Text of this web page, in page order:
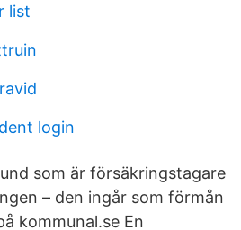
list
login
som är försäkringstagare
– den ingår som förmån
kommunal.se En